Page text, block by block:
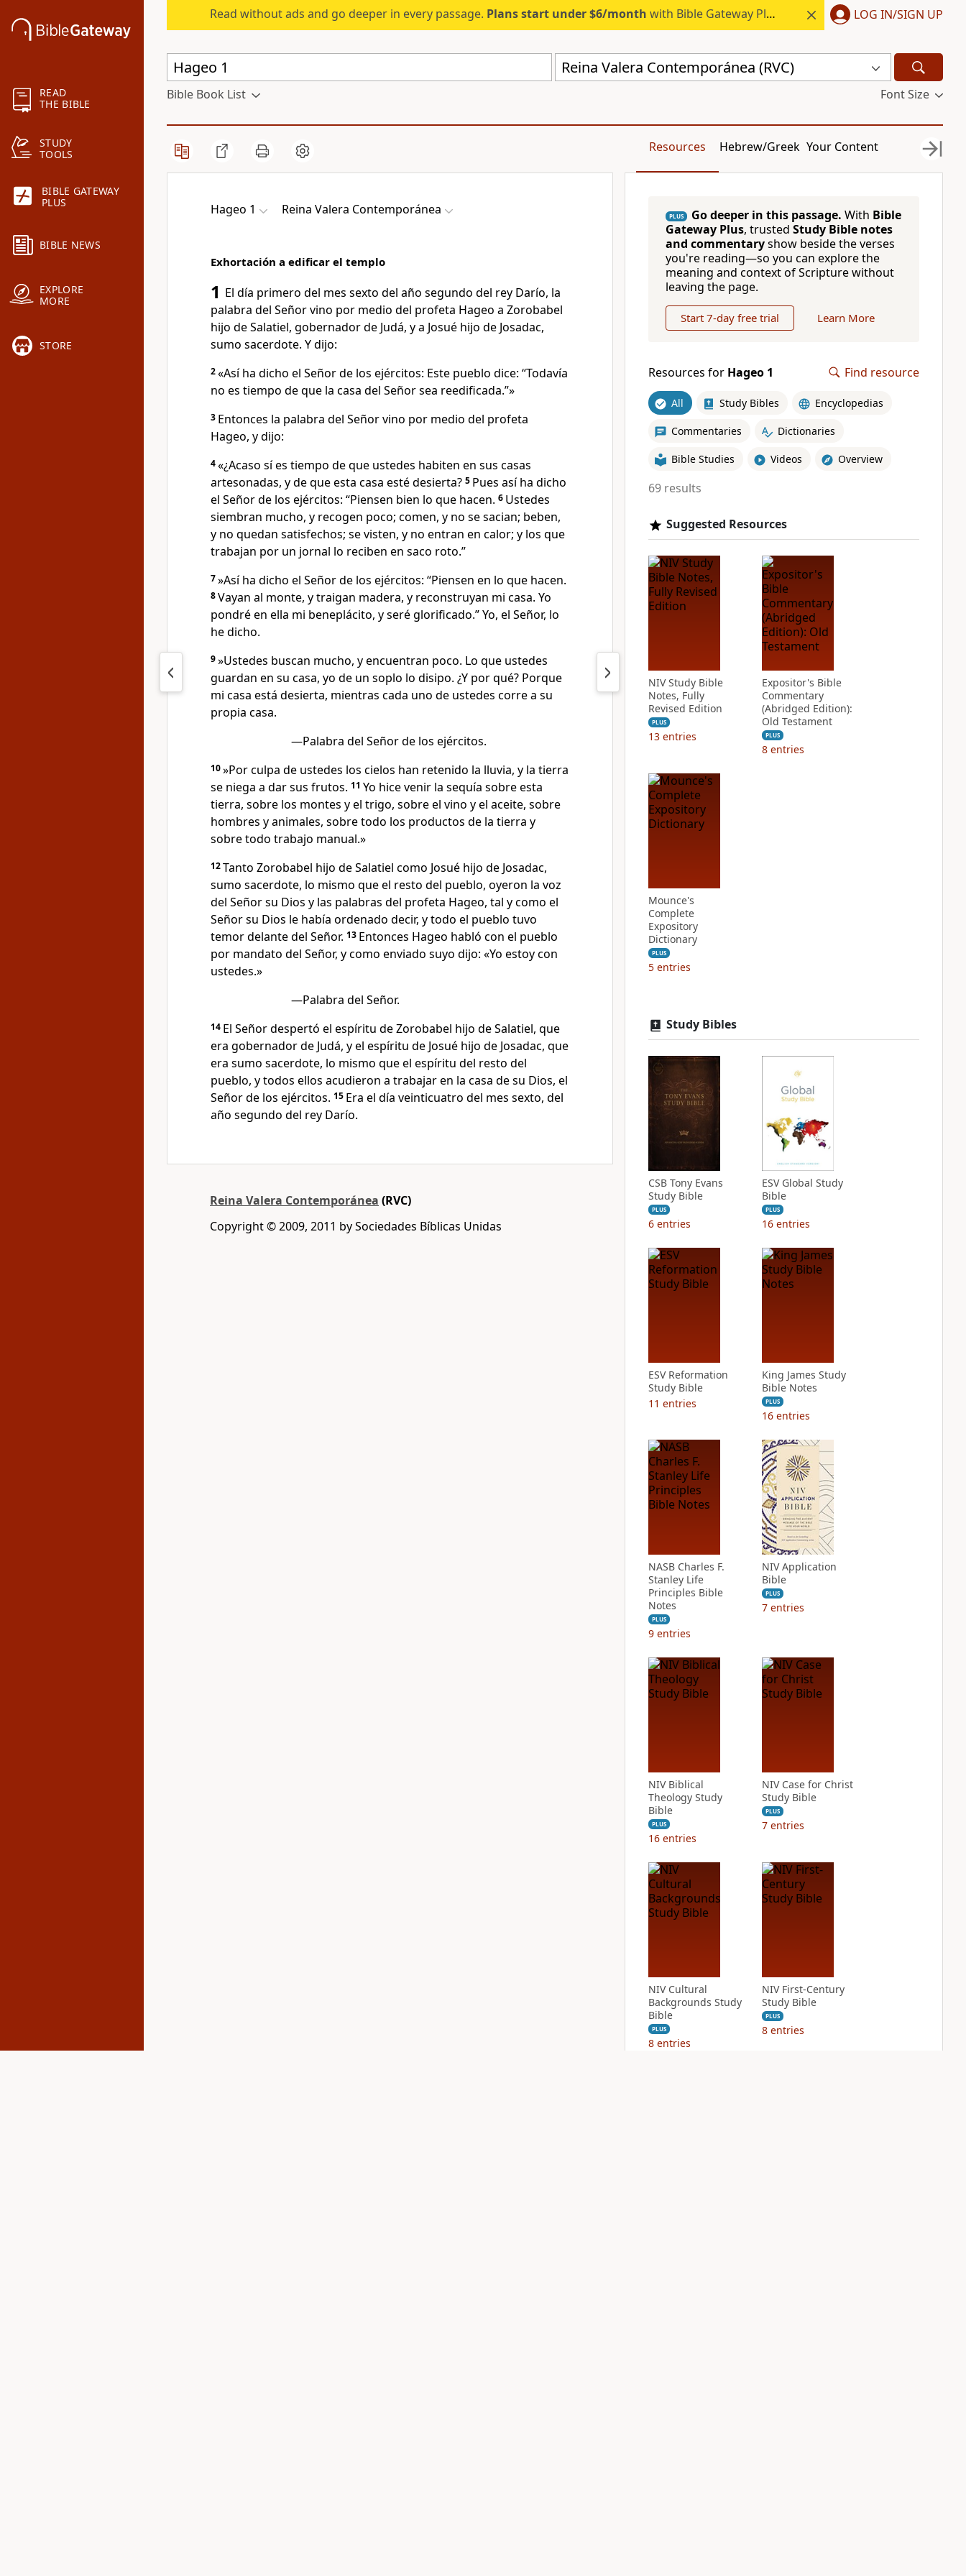
READ
THE BIBLE
STUDY
TOOLS
BIBLE GATEWAY
PLUS
BIBLE NEWS
EXPLORE
MORE
STORE
Read without ads and go deeper in every passage. Plans start under $6/month with Bible Gateway Plus. LOG IN/SIGN UP
Reina Valera Contemporánea (RVC)
Bible Book List Font Size
Resources Hebrew/Greek Your Content
Hageo 1 Reina Valera Contemporánea
Exhortación a edificar el templo
1 El día primero del mes sexto del año segundo del rey Darío, la
palabra del Señor vino por medio del profeta Hageo a Zorobabel
hijo de Salatiel, gobernador de Judá, y a Josué hijo de Josadac,
sumo sacerdote. Y dijo:
2«Así ha dicho el Señor de los ejércitos: Este pueblo dice: “Todavía
no es tiempo de que la casa del Señor sea reedificada.”»
3 Entonces la palabra del Señor vino por medio del profeta
Hageo, y dijo:
4«¿Acaso sí es tiempo de que ustedes habiten en sus casas
artesonadas, y de que esta casa esté desierta? 5 Pues así ha dicho
el Señor de los ejércitos: “Piensen bien lo que hacen. 6 Ustedes
siembran mucho, y recogen poco; comen, y no se sacian; beben,
y no quedan satisfechos; se visten, y no entran en calor; y los que
trabajan por un jornal lo reciben en saco roto.”
7»Así ha dicho el Señor de los ejércitos: “Piensen en lo que hacen.
8Vayan al monte, y traigan madera, y reconstruyan mi casa. Yo
pondré en ella mi beneplácito, y seré glorificado.” Yo, el Señor, lo
he dicho.
9»Ustedes buscan mucho, y encuentran poco. Lo que ustedes
guardan en su casa, yo de un soplo lo disipo. ¿Y por qué? Porque
mi casa está desierta, mientras cada uno de ustedes corre a su
propia casa.
—Palabra del Señor de los ejércitos.
10»Por culpa de ustedes los cielos han retenido la lluvia, y la tierra
se niega a dar sus frutos. 11 Yo hice venir la sequía sobre esta
tierra, sobre los montes y el trigo, sobre el vino y el aceite, sobre
hombres y animales, sobre todo los productos de la tierra y
sobre todo trabajo manual.»
12Tanto Zorobabel hijo de Salatiel como Josué hijo de Josadac,
sumo sacerdote, lo mismo que el resto del pueblo, oyeron la voz
del Señor su Dios y las palabras del profeta Hageo, tal y como el
Señor su Dios le había ordenado decir, y todo el pueblo tuvo
temor delante del Señor. 13 Entonces Hageo habló con el pueblo
por mandato del Señor, y como enviado suyo dijo: «Yo estoy con
ustedes.»
—Palabra del Señor.
14 El Señor despertó el espíritu de Zorobabel hijo de Salatiel, que
era gobernador de Judá, y el espíritu de Josué hijo de Josadac, que
era sumo sacerdote, lo mismo que el espíritu del resto del
pueblo, y todos ellos acudieron a trabajar en la casa de su Dios, el
Señor de los ejércitos. 15 Era el día veinticuatro del mes sexto, del
año segundo del rey Darío.
Reina Valera Contemporánea (RVC)
Copyright © 2009, 2011 by Sociedades Bíblicas Unidas
PLUS Go deeper in this passage. With Bible
Gateway Plus, trusted Study Bible notes
and commentaryshow beside the verses
you're reading—so you can explore the
meaning and context of Scripture without
leaving the page.
Start 7-day free trial Learn More
Resources for Hageo 1 Find resource
All Study Bibles Encyclopedias
Commentaries Dictionaries
Bible Studies Videos Overview
69 results
Suggested Resources
NIV Study Bible
Notes, Fully
Revised Edition
PLUS
13 entries
Expositor's Bible
Commentary
(Abridged Edition):
Old Testament
PLUS
8 entries
Mounce's
Complete
Expository
Dictionary
PLUS
5 entries
Study Bibles
CSB Tony Evans
Study Bible
PLUS
6 entries
ESV Global Study
Bible
PLUS
16 entries
ESV Reformation
Study Bible
11 entries
King James Study
Bible Notes
PLUS
16 entries
NASB Charles F.
Stanley Life
Principles Bible
Notes
PLUS
9 entries
NIV Application
Bible
PLUS
7 entries
NIV Biblical
Theology Study
Bible
PLUS
16 entries
NIV Case for Christ
Study Bible
PLUS
7 entries
NIV Cultural
Backgrounds Study
Bible
PLUS
8 entries
NIV First-Century
Study Bible
PLUS
8 entries